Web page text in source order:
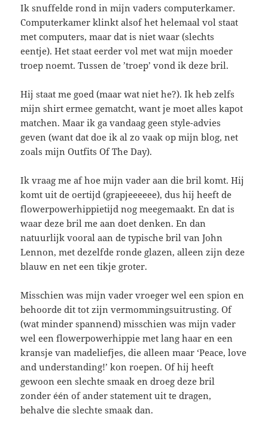
Ik snuffelde rond in mijn vaders computerkamer.
Computerkamer klinkt alsof het helemaal vol staat
met computers, maar dat is niet waar (slechts
eentje). Het staat eerder vol met wat mijn moeder
troep noemt. Tussen de ’troep’ vond ik deze bril.
Hij staat me goed (maar wat niet he?). Ik heb zelfs
mijn shirt ermee gematcht, want je moet alles kapot
matchen. Maar ik ga vandaag geen style-advies
geven (want dat doe ik al zo vaak op mijn blog, net
zoals mijn Outfits Of The Day).
Ik vraag me af hoe mijn vader aan die bril komt. Hij
komt uit de oertijd (grapjeeeeee), dus hij heeft de
flowerpowerhippietijd nog meegemaakt. En dat is
waar deze bril me aan doet denken. En dan
natuurlijk vooral aan de typische bril van John
Lennon, met dezelfde ronde glazen, alleen zijn deze
blauw en net een tikje groter.
Misschien was mijn vader vroeger wel een spion en
behoorde dit tot zijn vermommingsuitrusting. Of
(wat minder spannend) misschien was mijn vader
wel een flowerpowerhippie met lang haar en een
kransje van madeliefjes, die alleen maar ‘Peace, love
and understanding!’ kon roepen. Of hij heeft
gewoon een slechte smaak en droeg deze bril
zonder één of ander statement uit te dragen,
behalve die slechte smaak dan.